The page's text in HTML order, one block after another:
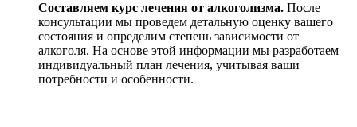
Составляем курс лечения от алкоголизма. После
консультации мы проведем детальную оценку вашего
состояния и определим степень зависимости от
алкоголя. На основе этой информации мы разработаем
индивидуальный план лечения, учитывая ваши
потребности и особенности.